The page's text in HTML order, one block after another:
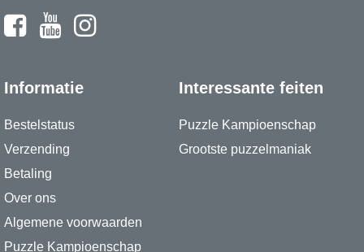
Informatie
Bestelstatus
Verzending
Betaling
Over ons
Algemene voorwaarden
Puzzle Kampioenschap
Interessante feiten
Puzzle Kampioenschap
Grootste puzzelmaniak